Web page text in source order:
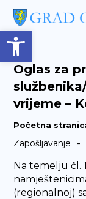
Open
Oglas za
vrijeme –
Početna
Zapošljavanje -
Na temelju čl.
(regionalnoj)